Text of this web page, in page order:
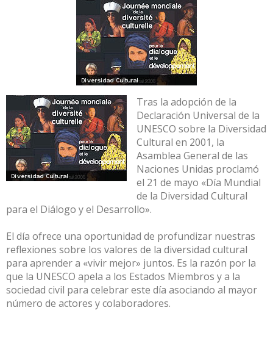
Tras la adopción de la
Declaración Universal de la
UNESCO sobre la Diversidad
Cultural en 2001, la
Asamblea General de las
Naciones Unidas proclamó
el 21 de mayo «Día Mundial
de la Diversidad Cultural
para el Diálogo y el Desarrollo».
El día ofrece una oportunidad de profundizar nuestras
reflexiones sobre los valores de la diversidad cultural
para aprender a «vivir mejor» juntos. Es la razón por la
que la UNESCO apela a los Estados Miembros y a la
sociedad civil para celebrar este día asociando al mayor
número de actores y colaboradores.